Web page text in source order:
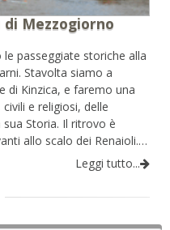
di Mezzogiorno
passeggiate storiche alla
Stavolta siamo a
di Kinzica, e faremo una
e religiosi, delle
Storia. Il ritrovo è
allo scalo dei Renaioli.…
Leggi tutto...